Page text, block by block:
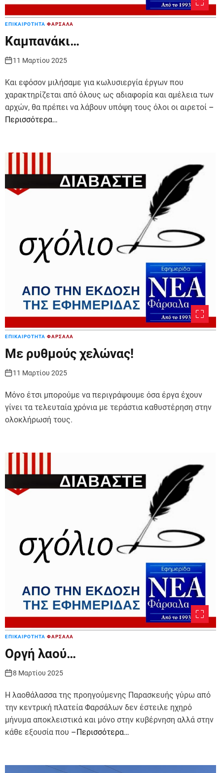
ΕΠΙΚΑΙΡΟΤΗΤΑ ΦΑΡΣΑΛΑ
Καμπανάκι…
11 Μαρτίου 2025
Και εφόσον μιλήσαμε για κωλυσιεργία έργων που
χαρακτηρίζεται από όλους ως αδιαφορία και αμέλεια των
αρχών, θα πρέπει να λάβουν υπόψη τους όλοι οι αιρετοί –
Περισσότερα…
ΕΠΙΚΑΙΡΟΤΗΤΑ ΦΑΡΣΑΛΑ
Με ρυθμούς χελώνας!
11 Μαρτίου 2025
Μόνο έτσι μπορούμε να περιγράψουμε όσα έργα έχουν
γίνει τα τελευταία χρόνια με τεράστια καθυστέρηση στην
ολοκλήρωσή τους.
ΕΠΙΚΑΙΡΟΤΗΤΑ ΦΑΡΣΑΛΑ
Οργή λαού…
8 Μαρτίου 2025
Η λαοθάλασσα της προηγούμενης Παρασκευής γύρω από
την κεντρική πλατεία Φαρσάλων δεν έστειλε ηχηρό
μήνυμα αποκλειστικά και μόνο στην κυβέρνηση αλλά στην
κάθε εξουσία που –Περισσότερα…